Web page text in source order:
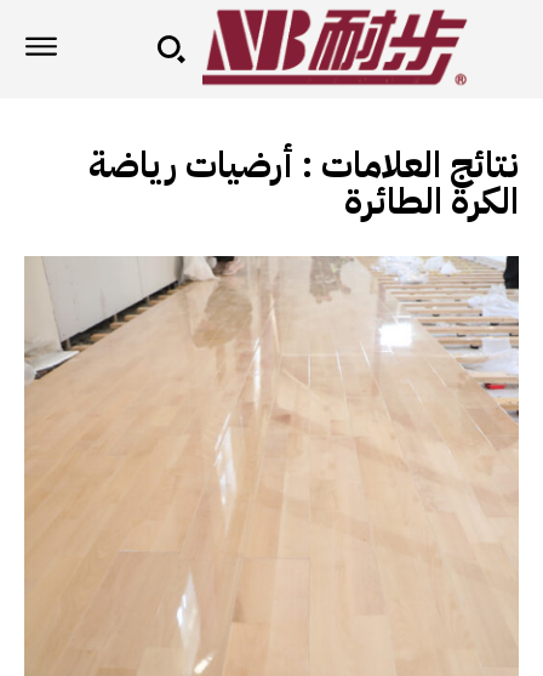
نتائج العلامات : أرضيات رياضة
الكرة الطائرة